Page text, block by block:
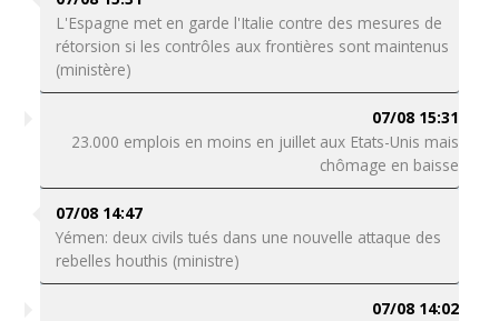
L'Espagne met en garde l'Italie contre des mesures de
rétorsion si les contrôles aux frontières sont maintenus
(ministère)
07/08 15:31
23.000 emplois en moins en juillet aux Etats-Unis mais
chômage en baisse
07/08 14:47
Yémen: deux civils tués dans une nouvelle attaque des
rebelles houthis (ministre)
07/08 14:02